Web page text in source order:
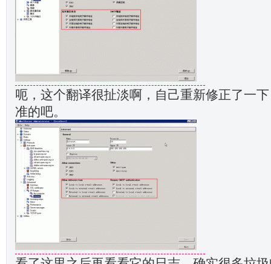
呃，这个翻译很扯淡啊，自己重新修正了一
准的吧。